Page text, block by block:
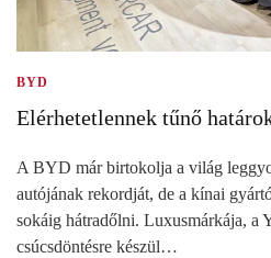
BYD
Elérhetetlennek tűnő
A BYD már birtokolja a világ
autójának rekordját, de a kínai
sokáig hátradőlni. Luxusmárkája, a
csúcsdöntésre készül…